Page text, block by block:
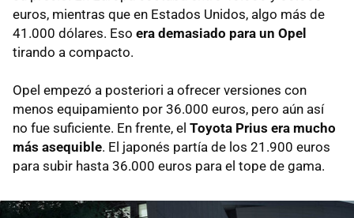
euros, mientras que en Estados Unidos, algo más de
41.000 dólares. Eso era demasiado para un Opel
tirando a compacto.
Opel empezó a posteriori a ofrecer versiones con
menos equipamiento por 36.000 euros, pero aún así
no fue suficiente. En frente, el Toyota Prius era mucho
más asequible. El japonés partía de los 21.900 euros
para subir hasta 36.000 euros para el tope de gama.